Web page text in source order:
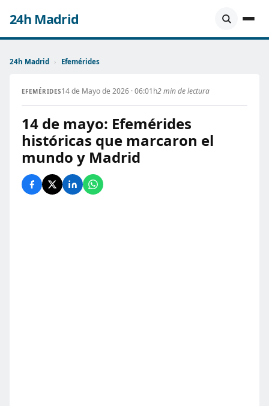
24h Madrid
24h Madrid › Efemérides
EFEMÉRIDES14 de Mayo de 2026 · 06:01h2 min de lectura
14 de mayo: Efemérides
históricas que marcaron el
mundo y Madrid